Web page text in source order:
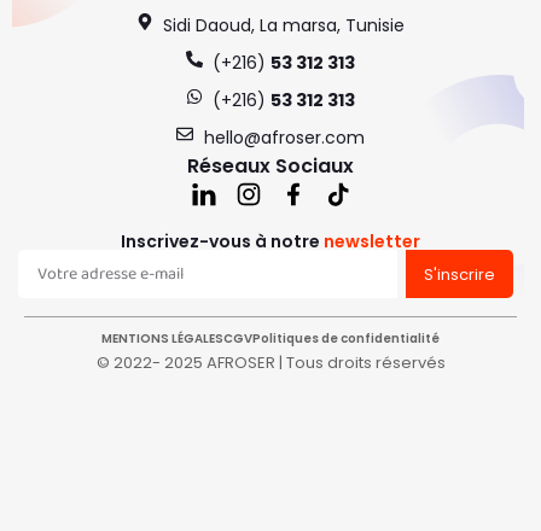
Sidi Daoud, La marsa, Tunisie
(+216) 53 312 313
(+216) 53 312 313
hello@afroser.com
Réseaux Sociaux
Inscrivez-vous à notre newsletter
S'inscrire
© 2022- 2025 AFROSER | Tous droits réservés
MENTIONS LÉGALESCGVPolitiques de confidentialité